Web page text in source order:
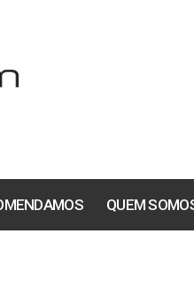
QUEM